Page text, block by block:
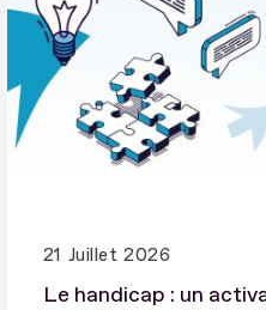
21 Juillet 2026
Le handicap : un